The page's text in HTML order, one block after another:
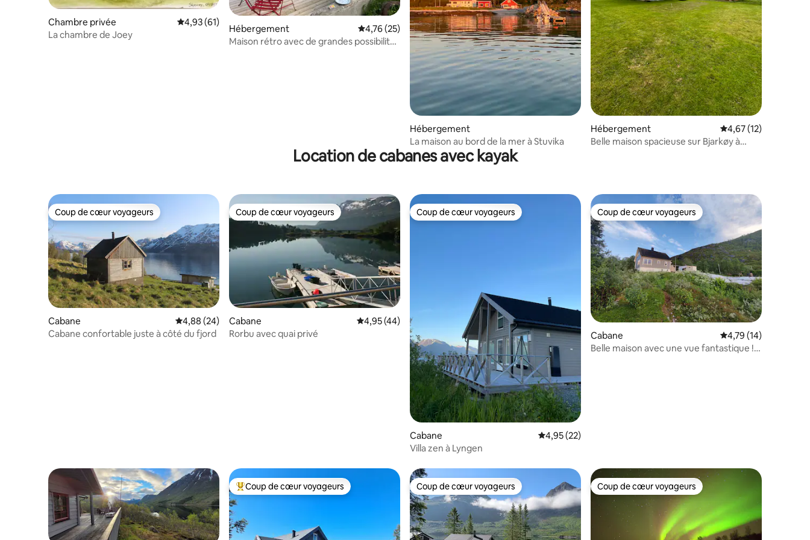
Chambre privée Évaluation moyenne sur la base de 61 commentaires : 4,93 sur 5
4,93 (61)
La chambre de Joey
Hébergement Évaluation moyenne sur la base de 25 commentaires : 4,76 sur 5
4,76 (25)
Maison rétro avec de grandes possibilités
Hébergement
La maison au bord de la mer à Stuvika
Hébergement Évaluation moyenne
4,67 (12)
Belle maison spacieuse sur Bjarkøy à
Location de cabanes avec kayak
Coup de cœur voyageurs
Coup de cœur voyageurs
Cabane Évaluation moyenne sur la base de 24 commentaires : 4,88 sur 5
4,88 (24)
Cabane confortable juste à côté du fjord
Coup de cœur voyageurs
Coup de cœur voyageurs
Cabane Évaluation moyenne sur la base de 44 commentaires : 4,95 sur 5
4,95 (44)
Rorbu avec quai privé
Coup de cœur voyageurs
Coup de cœur voyageurs
Cabane Évaluation moyenne sur la base de 22 commentaires : 4,95 sur 5
4,95 (22)
Villa zen à Lyngen
Coup de cœur voyageurs
Coup de cœur voyageurs
Cabane Évaluation moyenne
4,79 (14)
Belle maison avec une vue fantastique !
Coups de cœur voyageurs les plus appréciés
Coup de cœur voyageurs Coup de cœur voyageurs
Coup de cœur voyageurs Coup de cœur voyageurs
Coup de cœur voyageurs